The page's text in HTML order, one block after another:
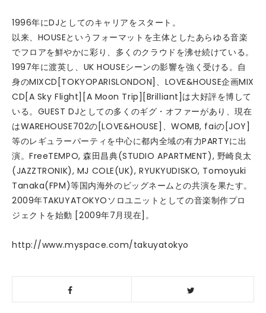
1996年にDJとしてのキャリアをスタート。
以来、HOUSEというフォーマットを主体としたあらゆる音楽
でフロアを鮮やかに彩り、多くのクラウドを沸せ続けている。
1997年に渡英し、UK HOUSEシーンの影響を強く受ける。自
身のMIXCD[TOKYOPARISLONDON]、LOVE&HOUSE企画MIX
CD[A Sky Flight][A Moon Trip][Brilliant]は大好評を博して
いる。GUEST DJとしての多くのギグ・オファーがあり、現在
はWAREHOUSE702の[LOVE&HOUSE]、WOMB, faiの[JOY]
等のレギュラーパーティを中心に都内全域の有力PARTYに出
演。FreeTEMPO, 森田昌典(STUDIO APARTMENT), 野崎良太
(JAZZTRONIK), MJ COLE(UK), RYUKYUDISKO, Tomoyuki
Tanaka(FPM)等国内海外のビッグネームとの共演を果たす。
2009年TAKUYATOKYOソロユニットとしての音楽制作プロ
ジェクトを始動 [2009年7月現在]。
http://www.myspace.com/takuyatokyo